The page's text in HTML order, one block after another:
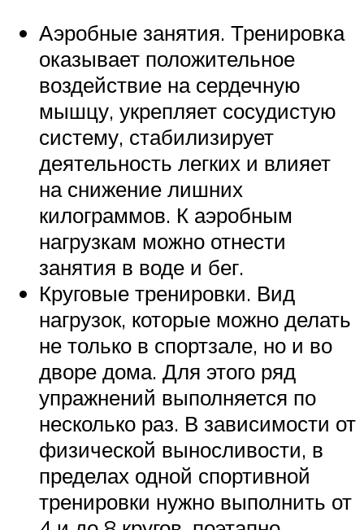
Аэробные занятия. Тренировка
оказывает положительное
воздействие на сердечную
мышцу, укрепляет сосудистую
систему, стабилизирует
деятельность легких и влияет
на снижение лишних
килограммов. К аэробным
нагрузкам можно отнести
занятия в воде и бег.
Круговые тренировки. Вид
нагрузок, которые можно делать
не только в спортзале, но и во
дворе дома. Для этого ряд
упражнений выполняется по
несколько раз. В зависимости от
физической выносливости, в
пределах одной спортивной
тренировки нужно выполнить от